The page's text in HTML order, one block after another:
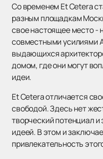
Со временем Et Cetera
разным площадкам
свое настоящее место -
совместными усилиями
выдающихся
домом, где они могут
идеи.
Et Cetera отличается
свободой. Здесь нет
творческий потенциал
идеей. В этом и
привлекательность